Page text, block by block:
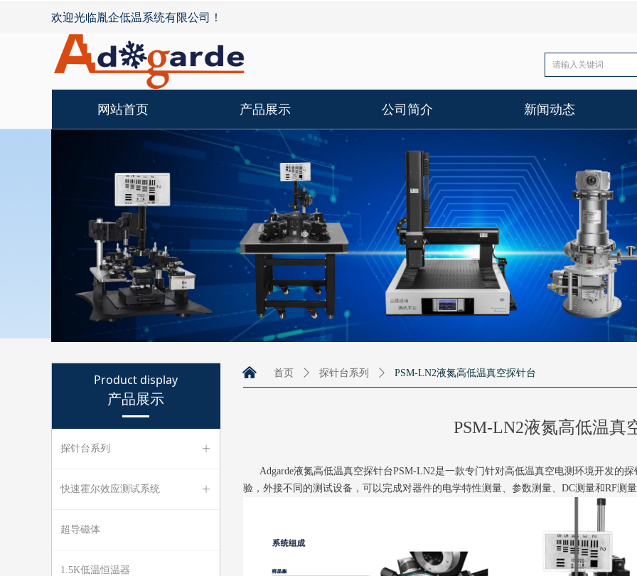
网站首页 产品展示 公司简介 新闻动态
欢迎光临胤企低温系统有限公司！
首页 ꄲ 探针台系列 ꄲ PSM-LN2液氮高低温真空探针台
낀
ꄶ
探针台系列
ꄶ
快速霍尔效应测试系统
超导磁体
1.5K低温恒温器
Product display
产品展示
PSM-LN2液氮高低温真
Adgarde液氮高低温真空探针台PSM-LN2是一款专门针对高低温真空电测环境开发的
验，外接不同的测试设备，可以完成对器件的电学特性测量、参数测量、DC测量和RF测